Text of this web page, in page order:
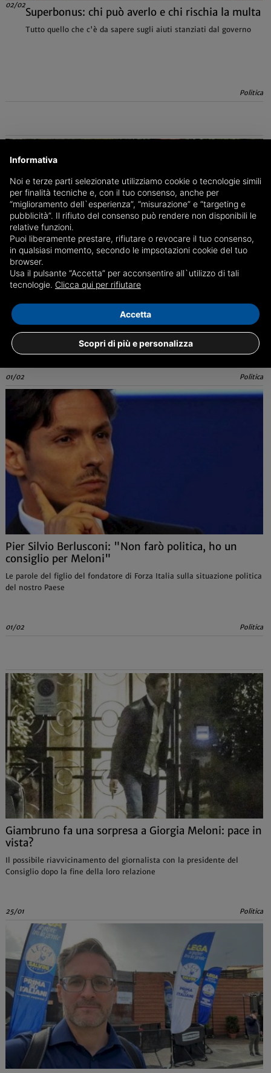
Superbonus: chi può averlo e chi rischia la multa
Tutto quello che c'è da sapere sugli aiuti stanziati dal governo
02/02
Politica
presunto stupro
Le ultime sul processo a carico del figlio del fondatore del Movimento
5 Stelle
01/02 Politica
Pier Silvio Berlusconi: "Non farò politica, ho un
consiglio per Meloni"
Le parole del figlio del fondatore di Forza Italia sulla situazione politica
del nostro Paese
01/02 Politica
Giambruno fa una sorpresa a Giorgia Meloni: pace in
vista?
Il possibile riavvicinamento del giornalista con la presidente del
Consiglio dopo la fine della loro relazione
25/01 Politica
Informativa
Noi e terze parti selezionate utilizziamo cookie o tecnologie simili
per finalità tecniche e, con il tuo consenso, anche per
“miglioramento dell`esperienza”, “misurazione” e “targeting e
pubblicità”. Il rifiuto del consenso può rendere non disponibili le
relative funzioni.
Puoi liberamente prestare, rifiutare o revocare il tuo consenso,
in qualsiasi momento, secondo le impsotazioni cookie del tuo
browser.
Usa il pulsante “Accetta” per acconsentire all`utilizzo di tali
tecnologie. Clicca qui per rifiutare
Scopri di più e personalizza
Accetta